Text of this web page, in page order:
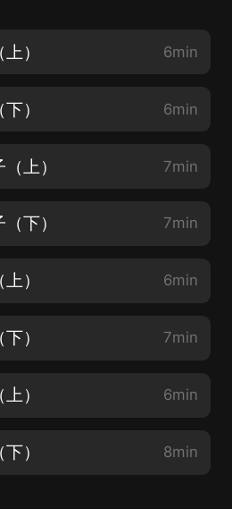
） 6min
） 6min
上） 7min
下） 7min
） 6min
） 7min
） 6min
） 8min